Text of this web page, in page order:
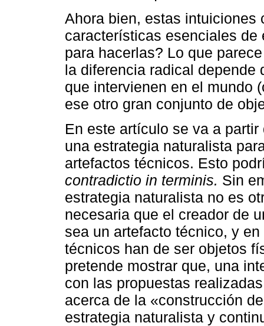
Ahora bien, estas
características esenciales
para hacerlas? Lo que
la diferencia radical depende
que intervienen en el mundo
ese otro gran conjunto de
En este artículo se va a
una estrategia naturalista
artefactos técnicos. Esto
contradictio in terminis. Sin
estrategia naturalista no es
necesaria que el creador de
sea un artefacto técnico, y
técnicos han de ser objetos
pretende mostrar que, una
con las propuestas
acerca de la «construcción
estrategia naturalista y